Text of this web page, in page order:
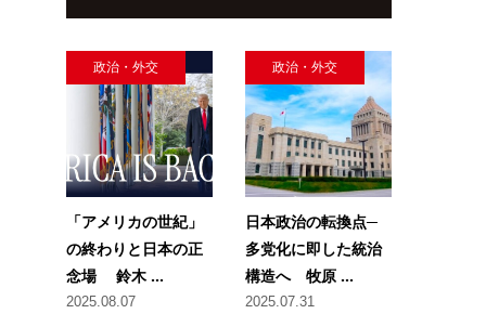
政治・外交
「アメリカの世紀」
の終わりと日本の正
念場 鈴木 ...
2025.08.07
政治・外交
日本政治の転換点─
多党化に即した統治
構造へ 牧原 ...
2025.07.31